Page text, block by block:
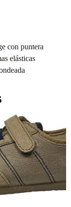
con puntera
elásticas